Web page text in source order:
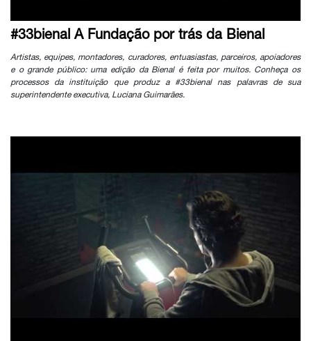
#33bienal A Fundação por trás da Bienal
Artistas, equipes, montadores, curadores, entuasiastas, parceiros, apoiadores
e o grande público: uma edição da Bienal é feita por muitos. Conheça os
processos da instituição que produz a #33bienal nas palavras de sua
superintendente executiva, Luciana Guimarães.